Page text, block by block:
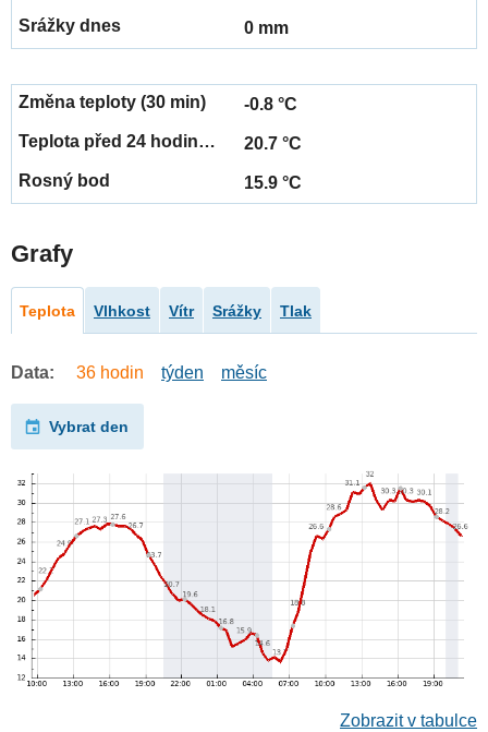
0 mm
-0.8 °C
20.7 °C
15.9 °C
Grafy
Teplota Vlhkost Vítr Srážky Tlak
Data: 36 hodin týden měsíc
Vybrat den
Zobrazit v tabulce